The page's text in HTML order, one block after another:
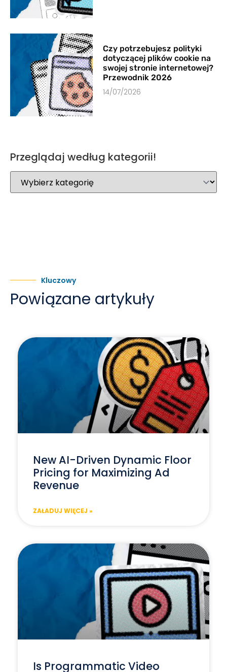
Czy potrzebujesz polityki
dotyczącej plików cookie na
swojej stronie internetowej?
Przewodnik 2026
14/07/2026
Przeglądaj według kategorii!
Kluczowy
Powiązane artykuły
New AI-Driven Dynamic Floor
Pricing for Maximizing Ad
Revenue
ZAŁADUJ WIĘCEJ »
Is Programmatic Video